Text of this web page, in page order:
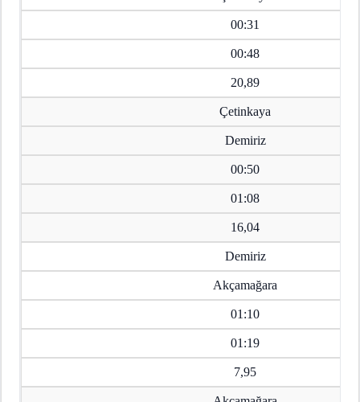
00:31
00:48
20,89
Çetinkaya
Demiriz
00:50
01:08
16,04
Demiriz
Akçamağara
01:10
01:19
7,95